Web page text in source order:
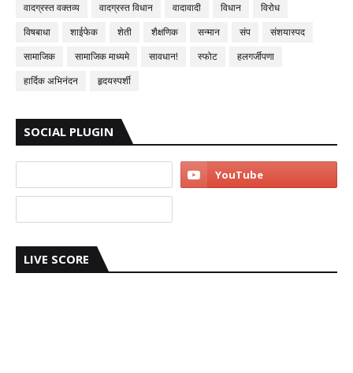
वादग्रस्त वक्तव्य
वादग्रस्त विधान वादावादी विधान
विरोध
विषबाधा
शाईफेक शेती शैक्षणिक सन्मान संप
संशयास्पद
सामाजिक
सामाजिक माध्यमे सावधान! स्फोट
हलगर्जीपणा
हार्दिक अभिनंदन
हृदयस्पर्शी
SOCIAL PLUGIN
LIVE SCORE